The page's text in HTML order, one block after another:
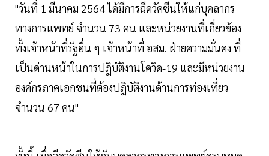
"วันที่ 1 มีนาคม 2564 ได้มีการฉีดวัคซีนให้แก่บุคลากร
ทางการแพทย์ จำนวน 73 คน และหน่วยงานที่เกี่ยวข้อง
ทั้งเจ้าหน้าที่รัฐอื่น ๆ เจ้าหน้าที่ อสม. ฝ่ายความมั่นคง ที่
เป็นด่านหน้าในการปฎิบัติงานโควิด-19 และมีหน่วยงาน
องค์กรภาคเอกชนที่ต้องปฎิบัติงานด้านการท่องเที่ยว
จำนวน 67 คน"